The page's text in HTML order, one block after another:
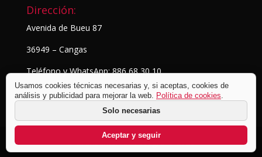
Dirección:
Avenida de Bueu 87
36949 – Cangas
Teléfono y WhatsApp: 886 68 30 10
© BrunSantervás Fotografía2026
Usamos cookies técnicas necesarias y, si aceptas, cookies de
análisis y publicidad para mejorar la web. Política de cookies.
Solo necesarias
Aceptar y seguir